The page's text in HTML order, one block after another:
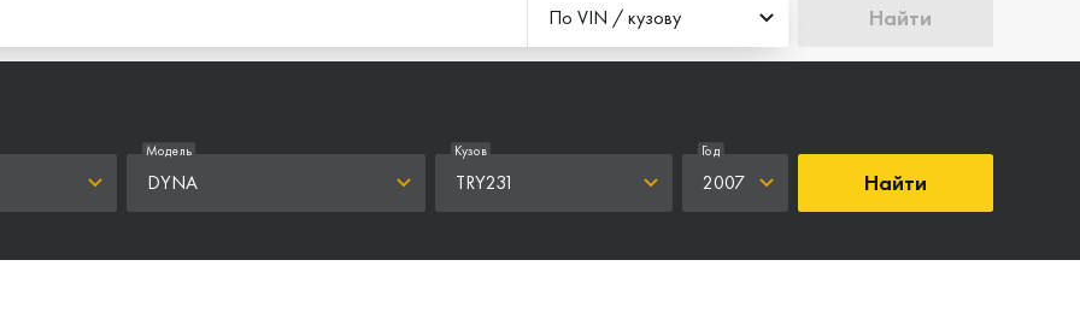
По VIN / кузову Найти
DYNA
Модель
TRY231
Кузов
2007
Год
Найти